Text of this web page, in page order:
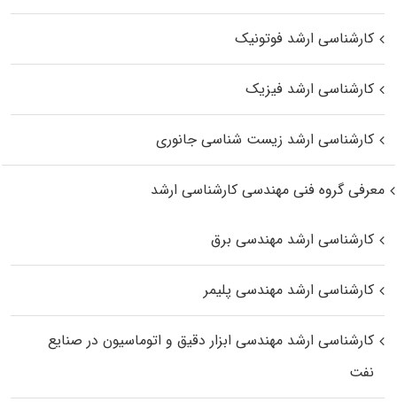
کارشناسی ارشد فوتونیک
کارشناسی ارشد فیزیک
کارشناسی ارشد زیست‌ شناسی جانوری
معرفی گروه فنی مهندسی کارشناسی ارشد
کارشناسی ارشد مهندسی برق
کارشناسی ارشد مهندسی پلیمر
کارشناسی ارشد مهندسی ابزار دقیق و اتوماسیون در صنایع
نفت